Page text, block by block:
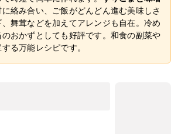
絡み合い、ご飯がどんどん進む美味しさ
舞茸などを加えてアレンジも自在。冷め
おかずとしても好評です。和食の副菜や
る万能レシピです。